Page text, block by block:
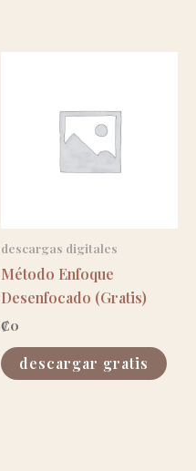
descargas digitales
Método Enfoque
Desenfocado (Gratis)
₡0
descargar gratis